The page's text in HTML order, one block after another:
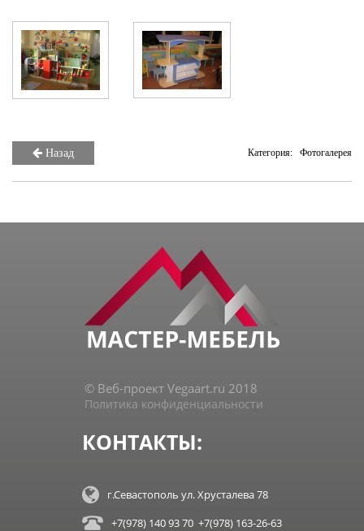
Назад Категория: Фотогалерея
© Веб-проект Vegaart.ru 2018
Политика конфиденциальности
КОНТАКТЫ:
г.Севастополь ул. Хрусталева 78
+7(978) 140 93 70 +7(978) 163-26-63